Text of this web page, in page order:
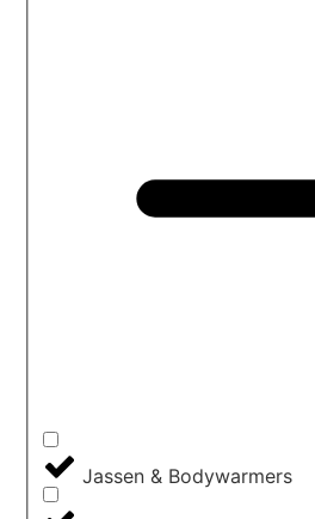
Jassen & Bodywarmers